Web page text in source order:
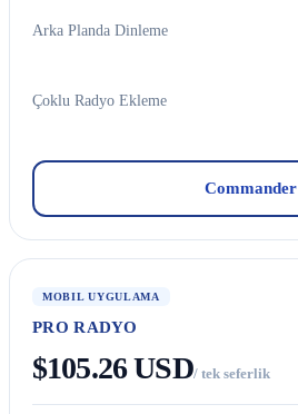
Arka Planda Dinleme
Çoklu Radyo Ekleme
Commander
MOBIL UYGULAMA
PRO RADYO
$105.26 USD/ tek seferlik